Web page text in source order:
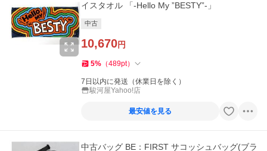
イスタオル 「-Hello My ”BESTY”-」
中古
10,670円
5% （489pt）
7日以内に発送（休業日を除く）
駿河屋Yahoo!店
最安値を見る
中古バッグ BE：FIRST サコッシュバッグ(ブラ